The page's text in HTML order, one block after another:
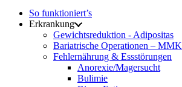
So funktioniert’s
Erkrankung
Gewichtsreduktion - Adipositas
Bariatrische Operationen – MMK
Fehlernährung & Essstörungen
Anorexie/Magersucht
Bulimie